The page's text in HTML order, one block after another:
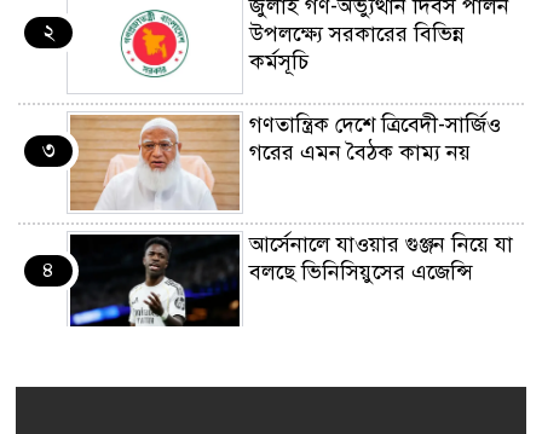
২
জুলাই গণ-অভ্যুত্থান দিবস পালন
উপলক্ষ্যে সরকারের বিভিন্ন
কর্মসূচি
৩
গণতান্ত্রিক দেশে ত্রিবেদী-সার্জিও
গরের এমন বৈঠক কাম্য নয়
৪
আর্সেনালে যাওয়ার গুঞ্জন নিয়ে যা
বলছে ভিনিসিয়ুসের এজেন্সি
৫
যুক্তরাষ্ট্র-জাপানের বিরল পদক্ষেপ